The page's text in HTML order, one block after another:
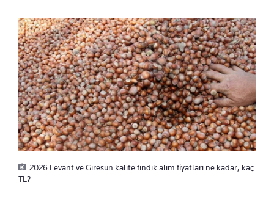
2026 Levant ve Giresun kalite fındık alım fiyatları ne kadar, kaç
TL?